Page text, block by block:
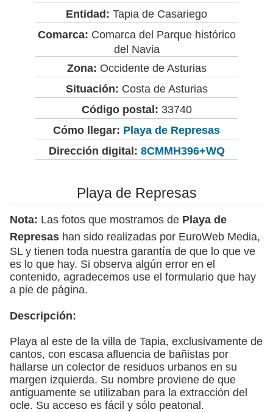
Entidad: Tapia de Casariego
Comarca: Comarca del Parque histórico
del Navia
Zona: Occidente de Asturias
Situación: Costa de Asturias
Código postal: 33740
Cómo llegar: Playa de Represas
Dirección digital: 8CMMH396+WQ
Playa de Represas
Nota: Las fotos que mostramos de Playa de
Represas han sido realizadas por EuroWeb Media,
SL y tienen toda nuestra garantía de que lo que ve
es lo que hay. Si observa algún error en el
contenido, agradecemos use el formulario que hay
a pie de página.
Descripción:
Playa al este de la villa de Tapia, exclusivamente de
cantos, con escasa afluencia de bañistas por
hallarse un colector de residuos urbanos en su
margen izquierda. Su nombre proviene de que
antiguamente se utilizaban para la extracción del
ocle. Su acceso es fácil y sólo peatonal.